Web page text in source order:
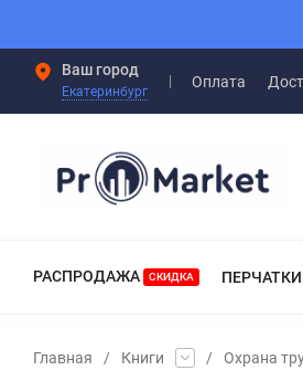
Ваш город
Екатеринбург
Оплата
РАСПРОДАЖА СКИДКА ПЕРЧАТКИ
Главная / Книги / Охрана